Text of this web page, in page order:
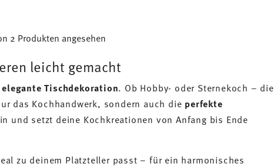
2 Produkten angesehen
leicht gemacht
elegante Tischdekoration. Ob Hobby- oder Sternekoch – die
das Kochhandwerk, sondern auch die perfekte
und setzt deine Kochkreationen von Anfang bis Ende
zu deinem Platzteller passt – für ein harmonisches